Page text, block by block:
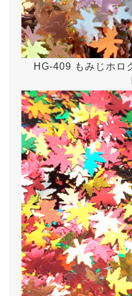
HG-409 もみじホロ